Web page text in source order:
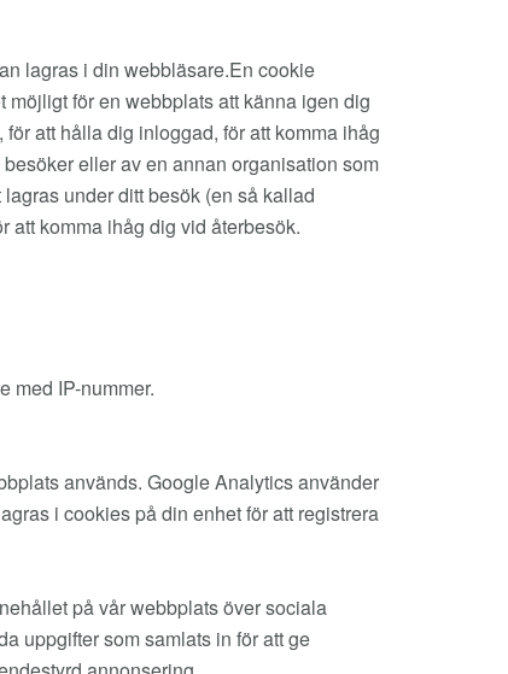
lagras i din webbläsare.En cookie
för en webbplats att känna igen dig
att hålla dig inloggad, för att komma ihåg
eller av en annan organisation som
under ditt besök (en så kallad
att komma ihåg dig vid återbesök.
med IP-nummer.
används. Google Analytics använder
i cookies på din enhet för att registrera
på vår webbplats över sociala
uppgifter som samlats in för att ge